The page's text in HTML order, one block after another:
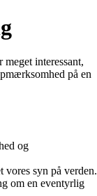
interessant,
på en
og
vores syn på verden.
om en eventyrlig